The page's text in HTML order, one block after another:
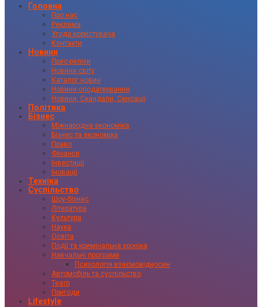
Головна
Про нас
Реклама
Угода користувача
Контакти
Новини
Прес-релізи
Новини світу
Каталог новин
Новини оподаткування
Новини, Скандали, Сенсації
Політика
Бізнес
Міжнародна економіка
Бізнес та економіка
Право
Фінанси
Інвестиції
Іновації
Техніка
Суспільство
Шоу-бізнес
Література
Культура
Наука
Освіта
Події та кримінальна хроніка
Навчальні програми
Психологія взаємовідносин
Автомобіль та суспільство
Театр
Пригоди
Lifestyle